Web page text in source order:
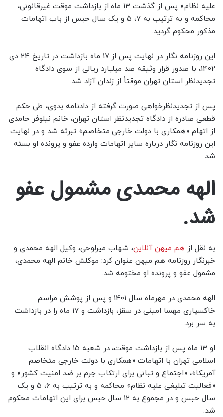
علیه نظام» پس از گذشت 13 ماه از بازداشت موقت غیرقانونی،
محاکمه و به ترتیب به ۷، ۵ و یک سال حبس از باب اتهامات
مذکور محکوم گردید.
این روزنامه نگار در نهایت پس از 17 ماه بازداشت در تاریخ 24 دی
1402، با صدور قرار وثیقه صد میلیارد ریالی از سوی دادگاه
تجدیدنظر استان تهران موقتاً از زندان آزاد شد.
پس از تجدیدنظرخواهی صورت گرفته از دادنامه بدوی، طی حکم
قطعی صادره از دادگاه تجدیدنظر استان تهران، خانم نیلوفر حامدی
از اتهام «همکاری با دولت خارجی متخاصم» تبرئه شد و در نهایت
این روزنامه نگار درباره سایر اتهامات وارده عفو و پرونده او بسته
شد.
الهه محمدی مشمول عفو
شد.
به نقل از هم میهن آنلاین، شهاب میرلوحی، وکیل الهه محمدی و
خبرنگار روزنامه هم میهن عنوان کرد: موکلش خانم الهه محمدی،
مشمول عفو و پرونده او مختومه شد.
الهه محمدی در مهرماه سال 1401 و پس از پوشش مراسم
خاکسپاری مهسا امینی در سقز، بازداشت و 17 ماه را در بازداشت
به سر برد.
او 13 ماه پس از بازداشت موقت، در شعبه 15 دادگاه انقلاب
اسلامی تهران با اتهامات «همکاری با دولت خارجی متخاصم
آمریکا»، «اجتماع و تبانی برای ارتکاب جرم بر ضد امنیت کشور» و
«فعالیت تبلیغی علیه نظام» محاکمه و به ترتیب به ۶، ۵ و یک
سال حبس و در مجموع به 12 سال حبس برای این اتهامات محکوم
شد.